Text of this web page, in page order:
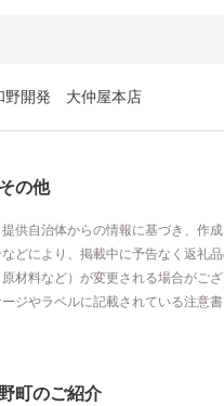
野開発　大仲屋本店
の他
供自治体からの情報に基づき、作成
どにより、掲載中に予告なく返礼品
材料など）が変更される場合がご
ジやラベルに記載されている注意
町のご紹介